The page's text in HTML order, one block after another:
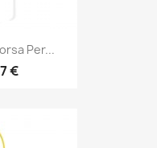
Per...
€